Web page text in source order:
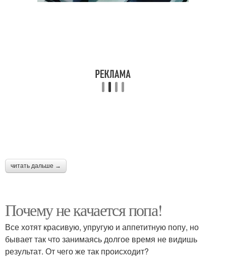
читать дальше →
Почему не качается попа!
Все хотят красивую, упругую и аппетитную попу, но
бывает так что занимаясь долгое время не видишь
результат. От чего же так происходит?